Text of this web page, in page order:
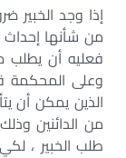
إذا وجد الخبير
من شأنها
فعليه أن يطلب
وعلى المحكمة
الذين يمكن أن
طلب الخبير ،